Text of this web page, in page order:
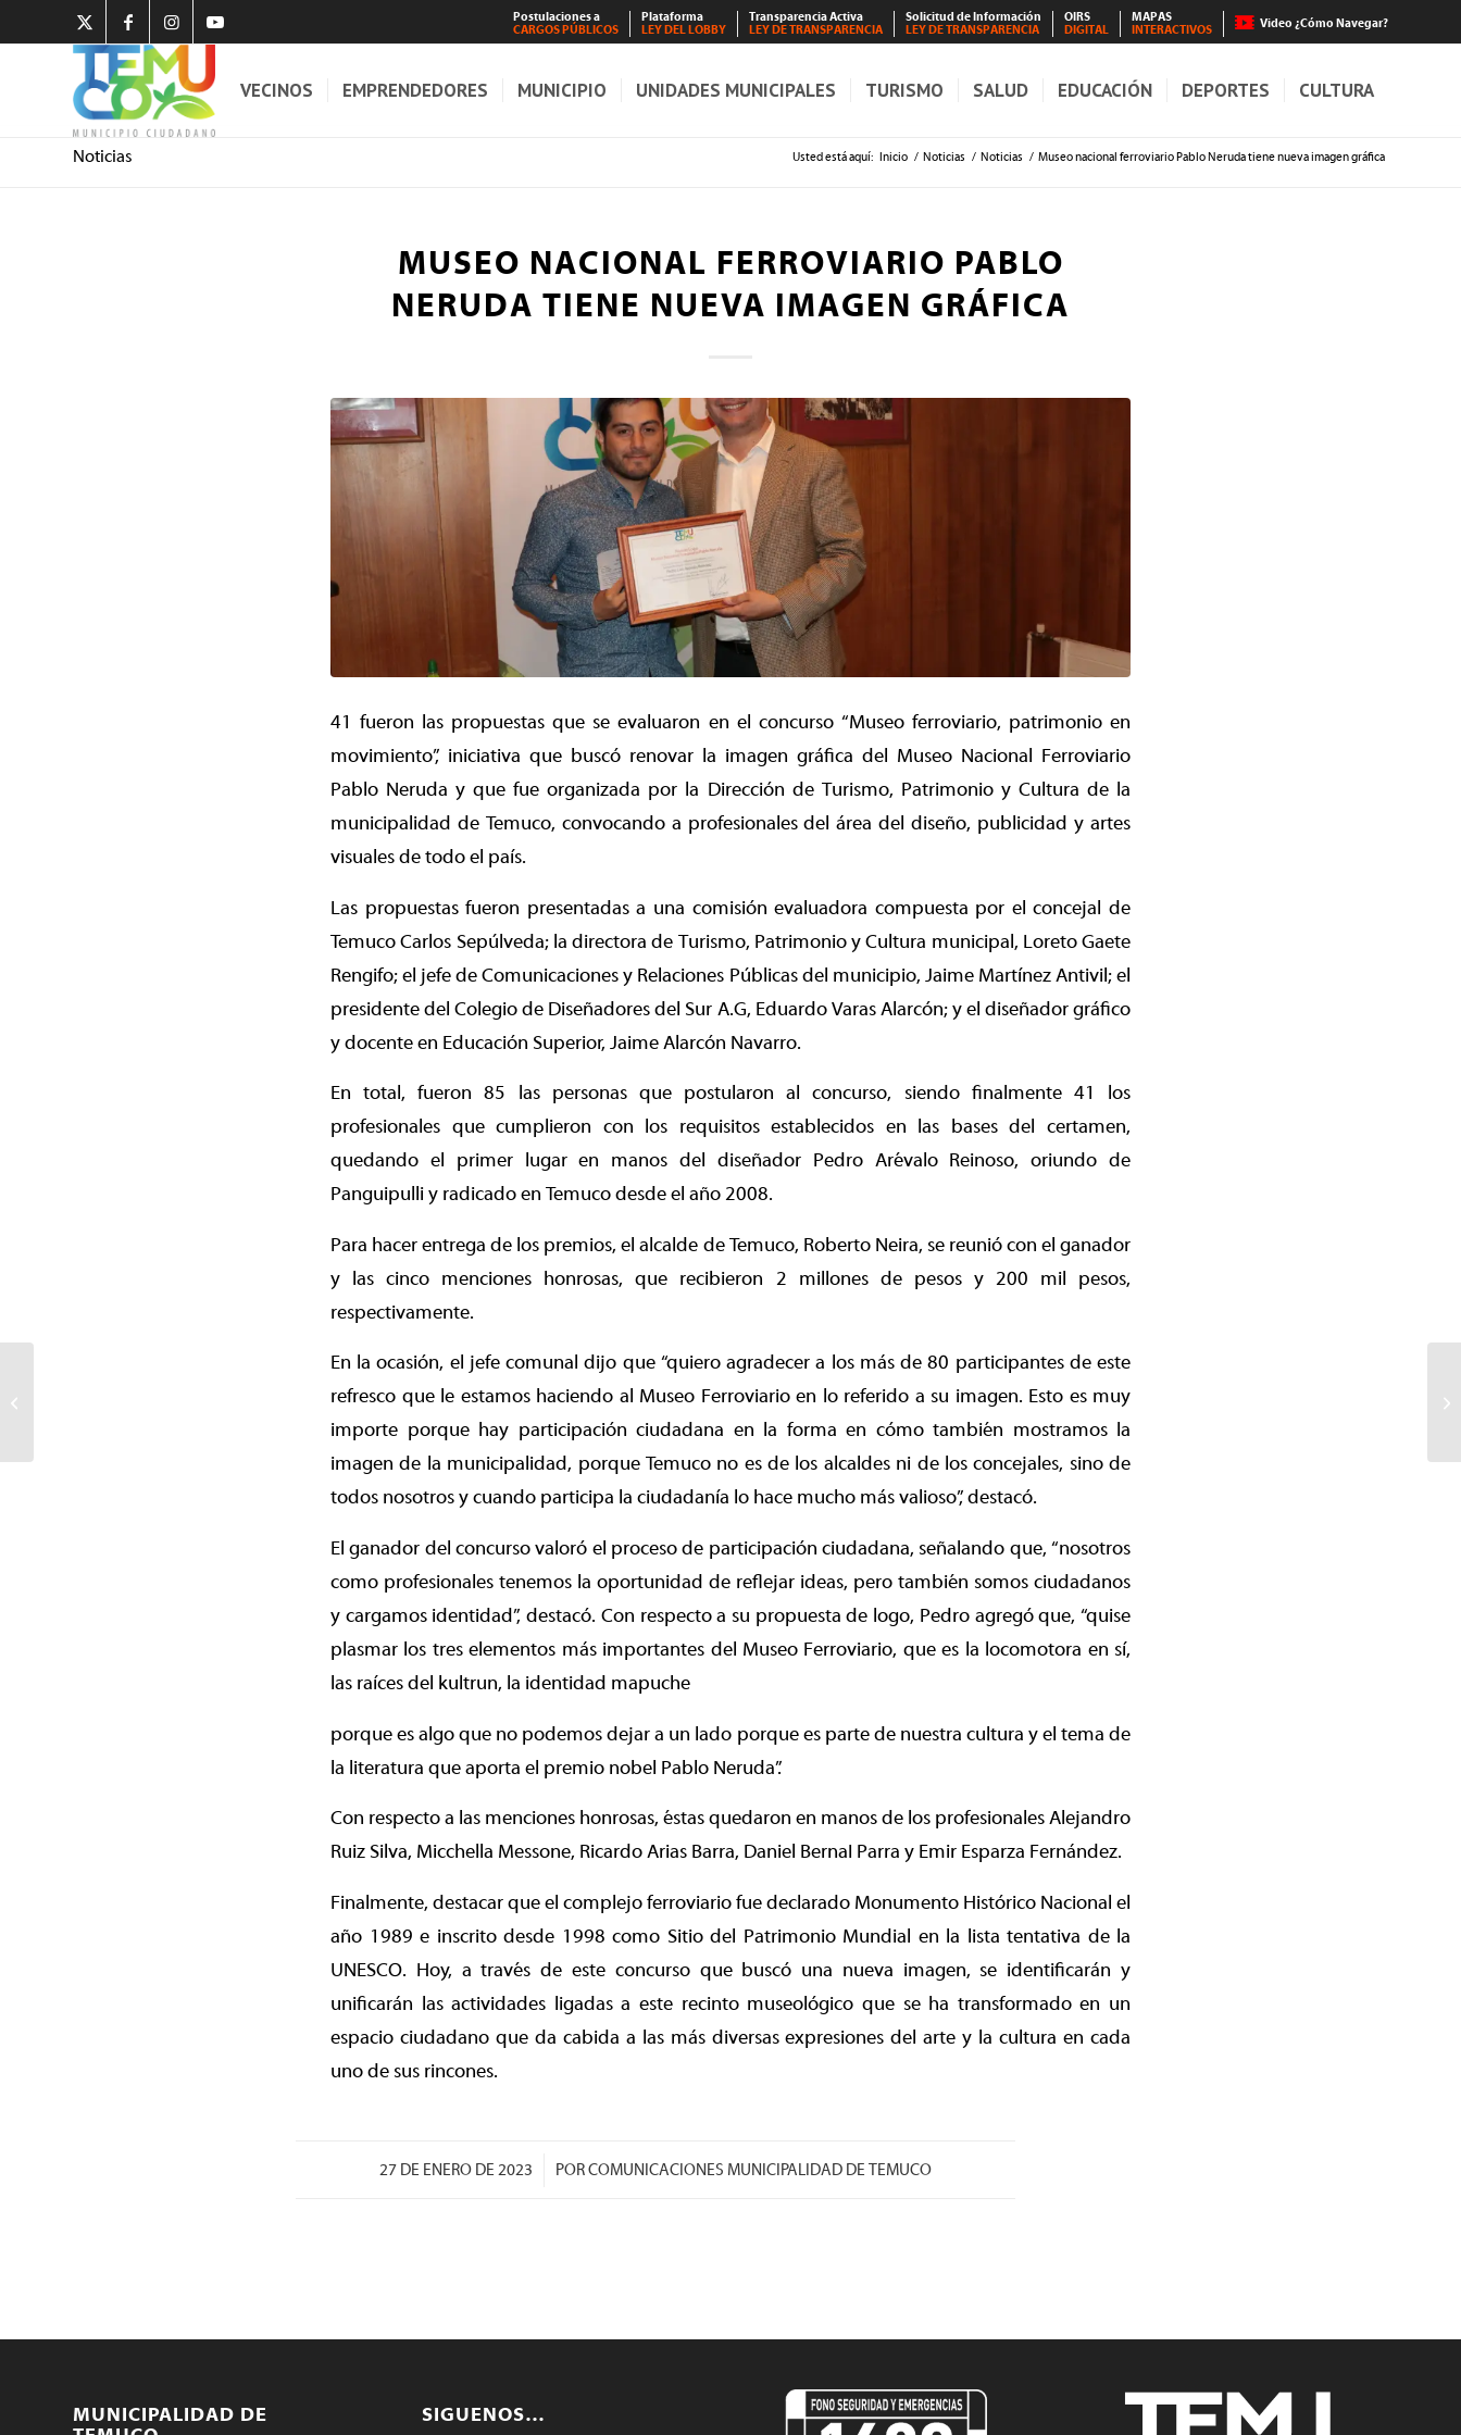
Postulaciones a
CARGOS PÚBLICOS
Plataforma
LEY DEL LOBBY
Transparencia Activa
LEY DE TRANSPARENCIA
Solicitud de Información
LEY DE TRANSPARENCIA
OIRS
DIGITAL
MAPAS
INTERACTIVOS
Video ¿Cómo Navegar?
VECINOS EMPRENDEDORES MUNICIPIO UNIDADES MUNICIPALES TURISMO SALUD EDUCACIÓN DEPORTES CULTURA
Noticias Usted está aquí: Inicio / Noticias / Noticias / Museo nacional ferroviario Pablo Neruda tiene nueva imagen gráfica
MUSEO NACIONAL FERROVIARIO PABLO
NERUDA TIENE NUEVA IMAGEN GRÁFICA
41 fueron las propuestas que se evaluaron en el concurso “Museo ferroviario, patrimonio en
movimiento”, iniciativa que buscó renovar la imagen gráfica del Museo Nacional Ferroviario
Pablo Neruda y que fue organizada por la Dirección de Turismo, Patrimonio y Cultura de la
municipalidad de Temuco, convocando a profesionales del área del diseño, publicidad y artes
visuales de todo el país.
Las propuestas fueron presentadas a una comisión evaluadora compuesta por el concejal de
Temuco Carlos Sepúlveda; la directora de Turismo, Patrimonio y Cultura municipal, Loreto Gaete
Rengifo; el jefe de Comunicaciones y Relaciones Públicas del municipio, Jaime Martínez Antivil; el
presidente del Colegio de Diseñadores del Sur A.G, Eduardo Varas Alarcón; y el diseñador gráfico
y docente en Educación Superior, Jaime Alarcón Navarro.
En total, fueron 85 las personas que postularon al concurso, siendo finalmente 41 los
profesionales que cumplieron con los requisitos establecidos en las bases del certamen,
quedando el primer lugar en manos del diseñador Pedro Arévalo Reinoso, oriundo de
Panguipulli y radicado en Temuco desde el año 2008.
Para hacer entrega de los premios, el alcalde de Temuco, Roberto Neira, se reunió con el ganador
y las cinco menciones honrosas, que recibieron 2 millones de pesos y 200 mil pesos,
respectivamente.
En la ocasión, el jefe comunal dijo que “quiero agradecer a los más de 80 participantes de este
refresco que le estamos haciendo al Museo Ferroviario en lo referido a su imagen. Esto es muy
importe porque hay participación ciudadana en la forma en cómo también mostramos la
imagen de la municipalidad, porque Temuco no es de los alcaldes ni de los concejales, sino de
todos nosotros y cuando participa la ciudadanía lo hace mucho más valioso”, destacó.
El ganador del concurso valoró el proceso de participación ciudadana, señalando que, “nosotros
como profesionales tenemos la oportunidad de reflejar ideas, pero también somos ciudadanos
y cargamos identidad”, destacó. Con respecto a su propuesta de logo, Pedro agregó que, “quise
plasmar los tres elementos más importantes del Museo Ferroviario, que es la locomotora en sí,
las raíces del kultrun, la identidad mapuche
porque es algo que no podemos dejar a un lado porque es parte de nuestra cultura y el tema de
la literatura que aporta el premio nobel Pablo Neruda”.
Con respecto a las menciones honrosas, éstas quedaron en manos de los profesionales Alejandro
Ruiz Silva, Micchella Messone, Ricardo Arias Barra, Daniel BernaI Parra y Emir Esparza Fernández.
Finalmente, destacar que el complejo ferroviario fue declarado Monumento Histórico Nacional el
año 1989 e inscrito desde 1998 como Sitio del Patrimonio Mundial en la lista tentativa de la
UNESCO. Hoy, a través de este concurso que buscó una nueva imagen, se identificarán y
unificarán las actividades ligadas a este recinto museológico que se ha transformado en un
espacio ciudadano que da cabida a las más diversas expresiones del arte y la cultura en cada
uno de sus rincones.
27 DE ENERO DE 2023
/ PORCOMUNICACIONES MUNICIPALIDAD DE TEMUCO
MUNICIPALIDAD DE
SIGUENOS…